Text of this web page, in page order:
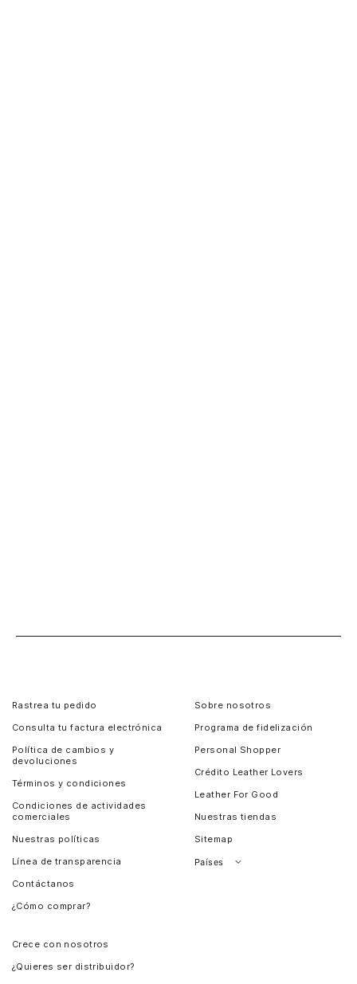
Rastrea tu pedido
Consulta tu factura electrónica
Política de cambios y
devoluciones
Términos y condiciones
Condiciones de actividades
comerciales
Nuestras políticas
Línea de transparencia
Contáctanos
¿Cómo comprar?
Sobre nosotros
Programa de fidelización
Personal Shopper
Crédito Leather Lovers
Leather For Good
Nuestras tiendas
Sitemap
Países
Crece con nosotros
¿Quieres ser distribuidor?